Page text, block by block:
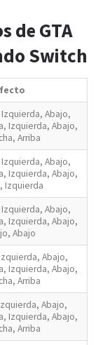
de GTA
Switch
Izquierda, Abajo,
Izquierda, Abajo,
Arriba
Izquierda, Abajo,
Izquierda, Abajo,
Izquierda
Izquierda, Abajo,
Izquierda, Abajo,
Abajo
Abajo,
Izquierda, Abajo,
Arriba
Abajo,
Izquierda, Abajo,
Arriba